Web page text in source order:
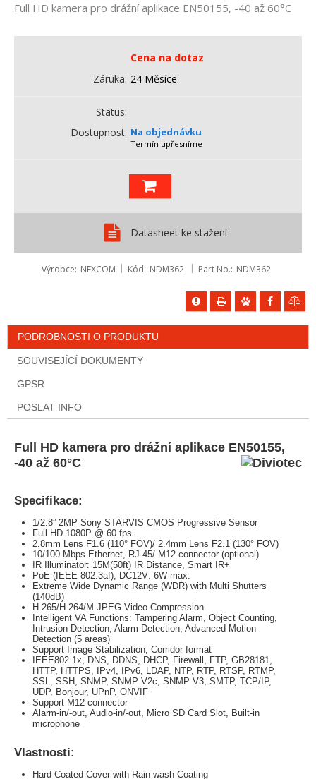
Full HD kamera pro drážní aplikace EN50155, -40 až 60°C
Cena na dotaz
Záruka 24 Měsíce
Status
Dostupnost Na objednávku
Termín upřesníme
Datasheet ke stažení
Výrobce NEXCOM Kód NDM362 Part No. NDM362
PODROBNOSTI O PRODUKTU
SOUVISEJÍCÍ DOKUMENTY
GPSR
POSLAT INFO
Full HD kamera pro drážní aplikace EN50155,
-40 až 60°C
Specifikace:
1/2.8” 2MP Sony STARVIS CMOS Progressive Sensor
Full HD 1080P @ 60 fps
2.8mm Lens F1.6 (110° FOV)/ 2.4mm Lens F2.1 (130° FOV)
10/100 Mbps Ethernet, RJ-45/ M12 connector (optional)
IR Illuminator: 15M(50ft) IR Distance, Smart IR+
PoE (IEEE 802.3af), DC12V: 6W max.
Extreme Wide Dynamic Range (WDR) with Multi Shutters
(140dB)
H.265/H.264/M-JPEG Video Compression
Intelligent VA Functions: Tampering Alarm, Object Counting,
Intrusion Detection, Alarm Detection; Advanced Motion
Detection (5 areas)
Support Image Stabilization; Corridor format
IEEE802.1x, DNS, DDNS, DHCP, Firewall, FTP, GB28181,
HTTP, HTTPS, IPv4, IPv6, LDAP, NTP, RTP, RTSP, RTMP,
SSL, SSH, SNMP, SNMP V2c, SNMP V3, SMTP, TCP/IP,
UDP, Bonjour, UPnP, ONVIF
Support M12 connector
Alarm-in/-out, Audio-in/-out, Micro SD Card Slot, Built-in
microphone
Vlastnosti:
Hard Coated Cover with Rain-wash Coating